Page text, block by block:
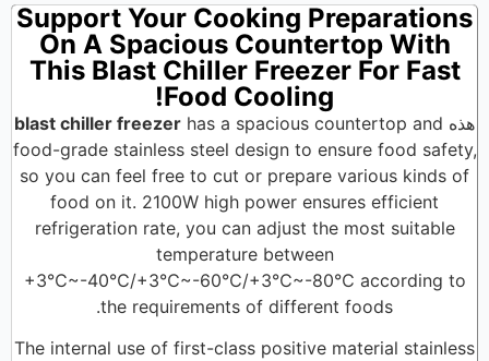
Support Your Cooking Preparations
On A Spacious Countertop With
This Blast Chiller Freezer For Fast
Food Cooling!
هذه blast chiller freezer has a spacious countertop and
food-grade stainless steel design to ensure food safety,
so you can feel free to cut or prepare various kinds of
food on it. 2100W high power ensures efficient
refrigeration rate, you can adjust the most suitable
temperature between
+3℃~-40℃/+3℃~-60℃/+3℃~-80℃ according to
the requirements of different foods.
The internal use of first-class positive material stainless